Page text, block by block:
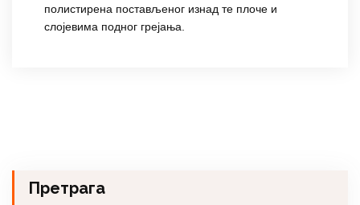
полистирена постављеног изнад те плоче и
слојевима подног грејања.
Претрага